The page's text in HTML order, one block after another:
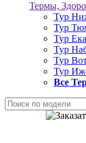
Термы,
Тур
Тур
Тур
Тур
Тур
Тур
Все